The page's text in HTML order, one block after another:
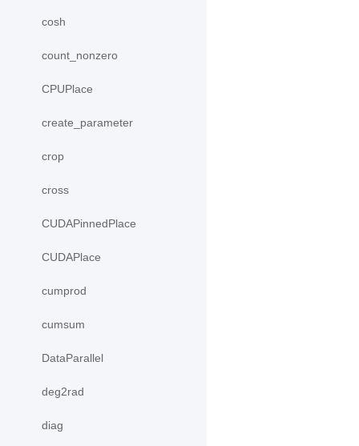
cosh
count_nonzero
CPUPlace
create_parameter
crop
cross
CUDAPinnedPlace
CUDAPlace
cumprod
cumsum
DataParallel
deg2rad
diag